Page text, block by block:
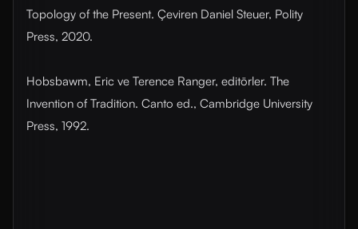
Topology of the Present. Çeviren Daniel Steuer, Polity
Press, 2020.
Hobsbawm, Eric ve Terence Ranger, editörler. The
Invention of Tradition. Canto ed., Cambridge University
Press, 1992.